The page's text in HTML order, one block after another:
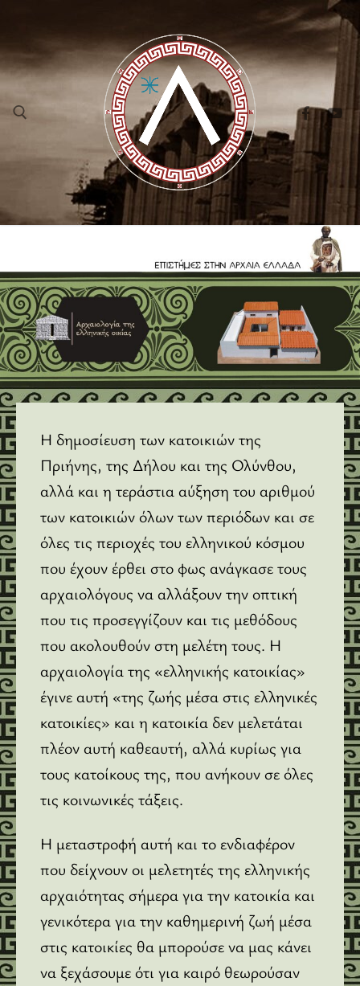
Η δημοσίευση των κατοικιών της
Πριήνης, της Δήλου και της Ολύνθου,
αλλά και η τεράστια αύξηση του αριθμού
των κατοικιών όλων των περιόδων και σε
όλες τις περιοχές του ελληνικού κόσμου
που έχουν έρθει στο φως ανάγκασε τους
αρχαιολόγους να αλλάξουν την οπτική
που τις προσεγγίζουν και τις μεθόδους
που ακολουθούν στη μελέτη τους. Η
αρχαιολογία της «ελληνικής κατοικίας»
έγινε αυτή «της ζωής μέσα στις ελληνικές
κατοικίες» και η κατοικία δεν μελετάται
πλέον αυτή καθεαυτή, αλλά κυρίως για
τους κατοίκους της, που ανήκουν σε όλες
τις κοινωνικές τάξεις.
Η μεταστροφή αυτή και το ενδιαφέρον
που δείχνουν οι μελετητές της ελληνικής
αρχαιότητας σήμερα για την κατοικία και
γενικότερα για την καθημερινή ζωή μέσα
στις κατοικίες θα μπορούσε να μας κάνει
να ξεχάσουμε ότι για καιρό θεωρούσαν